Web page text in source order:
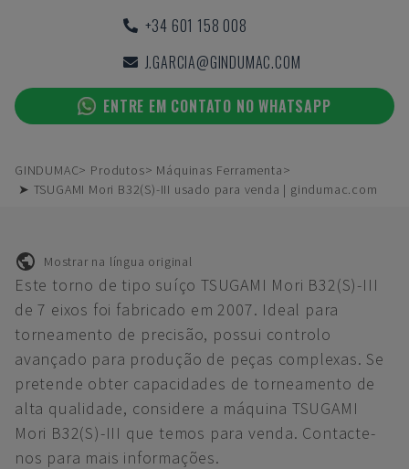
+34 601 158 008
J.GARCIA@GINDUMAC.COM
ENTRE EM CONTATO NO WHATSAPP
GINDUMAC Produtos
Máquinas Ferramenta
➤ TSUGAMI Mori B32(S)-III usado para venda | gindumac.com
Mostrar na língua original
Este torno de tipo suíço TSUGAMI Mori B32(S)-III
de 7 eixos foi fabricado em 2007. Ideal para
torneamento de precisão, possui controlo
avançado para produção de peças complexas. Se
pretende obter capacidades de torneamento de
alta qualidade, considere a máquina TSUGAMI
Mori B32(S)-III que temos para venda. Contacte-
nos para mais informações.